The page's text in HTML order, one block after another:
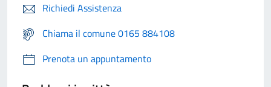
Richiedi Assistenza
Chiama il comune 0165 884108
Prenota un appuntamento